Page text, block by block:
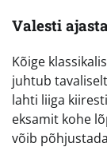
Valesti
Kõige
juhtub
lahti liiga
eksamit kohe
võib